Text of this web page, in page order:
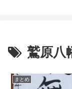
鷲原八
まとめ